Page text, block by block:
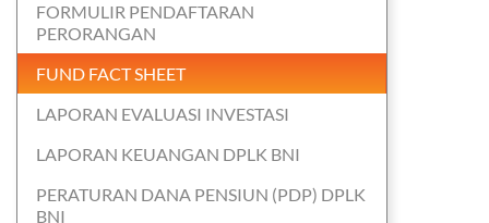
FORMULIR PENDAFTARAN
PERORANGAN
FUND FACT SHEET
LAPORAN EVALUASI INVESTASI
LAPORAN KEUANGAN DPLK BNI
PERATURAN DANA PENSIUN (PDP) DPLK
BNI